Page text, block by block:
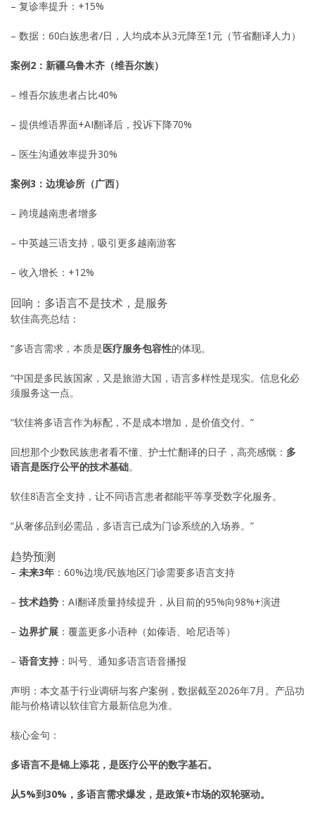
– 复诊率提升：+15%
– 数据：60白族患者/日，人均成本从3元降至1元（节省翻译人力）
案例2：新疆乌鲁木齐（维吾尔族）
– 维吾尔族患者占比40%
– 提供维语界面+AI翻译后，投诉下降70%
– 医生沟通效率提升30%
案例3：边境诊所（广西）
– 跨境越南患者增多
– 中英越三语支持，吸引更多越南游客
– 收入增长：+12%
回响：多语言不是技术，是服务
软佳高亮总结：
“多语言需求，本质是医疗服务包容性的体现。
“中国是多民族国家，又是旅游大国，语言多样性是现实。信息化必
须服务这一点。
“软佳将多语言作为标配，不是成本增加，是价值交付。”
回想那个少数民族患者看不懂、护士忙翻译的日子，高亮感慨： 多
语言是医疗公平的技术基础。
软佳8语言全支持，让不同语言患者都能平等享受数字化服务。
“从奢侈品到必需品，多语言已成为门诊系统的入场券。”
趋势预测
– 未来3年 ：60%边境/民族地区门诊需要多语言支持
– 技术趋势 ：AI翻译质量持续提升，从目前的95%向98%+演进
– 边界扩展 ：覆盖更多小语种（如傣语、哈尼语等）
– 语音支持 ：叫号、通知多语言语音播报
声明：本文基于行业调研与客户案例，数据截至2026年7月。产品功
能与价格请以软佳官方最新信息为准。
核心金句：
多语言不是锦上添花，是医疗公平的数字基石。
从5%到30%，多语言需求爆发，是政策+市场的双轮驱动。